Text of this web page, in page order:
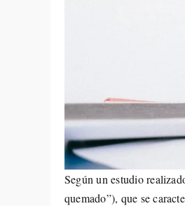
Según un estudio
quemado”), que se